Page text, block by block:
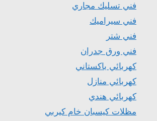
فني تسليك مجاري
فني سيراميك
فني شتر
فني ورق جدران
كهربائي باكستاني
كهربائي منازل
كهربائي هندي
مظلات كيسبان خام كيربي